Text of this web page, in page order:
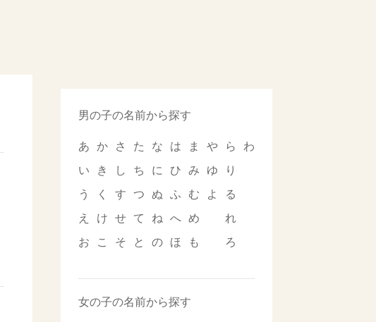
男の子の名前から探す
あ
い
う
え
お
か
き
く
け
こ
さ
し
す
せ
そ
た
ち
つ
て
と
な
に
ぬ
ね
の
は
ひ
ふ
へ
ほ
ま
み
む
め
も
や
ゆ
よ
ら
り
る
れ
ろ
わ
女の子の名前から探す